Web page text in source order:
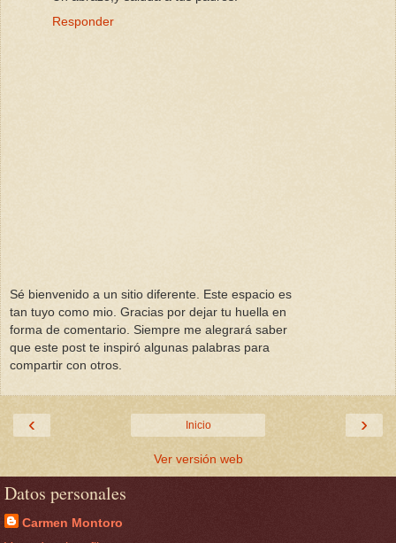
Responder
Sé bienvenido a un sitio diferente. Este espacio es
tan tuyo como mio. Gracias por dejar tu huella en
forma de comentario. Siempre me alegrará saber
que este post te inspiró algunas palabras para
compartir con otros.
‹ ›
Inicio
Ver versión web
Datos personales
Carmen Montoro